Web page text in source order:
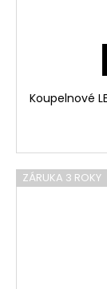
Koupelnové
ZÁRUKA 3 ROKY